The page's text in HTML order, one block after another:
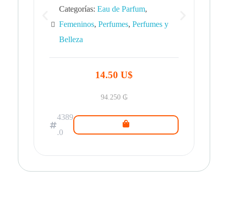
Categorías: Eau de Parfum,
Femeninos, Perfumes, Perfumes y
Belleza
14.50 U$
94.250 ₲
4389
.0